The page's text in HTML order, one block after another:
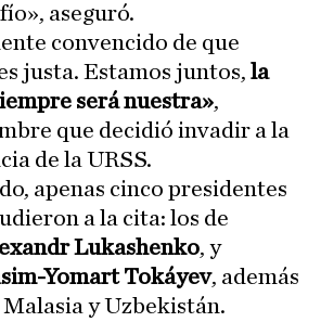
aseguró.
convencido de que
justa. Estamos juntos, la
será nuestra»,
que decidió invadir a la
de la URSS.
apenas cinco presidentes
a la cita: los de
Lukashenko, y
Yomart Tokáyev, además
Malasia y Uzbekistán.